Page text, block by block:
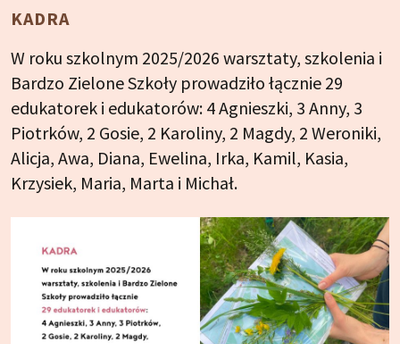
KADRA
W roku szkolnym 2025/2026 warsztaty, szkolenia i
Bardzo Zielone Szkoły prowadziło łącznie 29
edukatorek i edukatorów: 4 Agnieszki, 3 Anny, 3
Piotrków, 2 Gosie, 2 Karoliny, 2 Magdy, 2 Weroniki,
Alicja, Awa, Diana, Ewelina, Irka, Kamil, Kasia,
Krzysiek, Maria, Marta i Michał.